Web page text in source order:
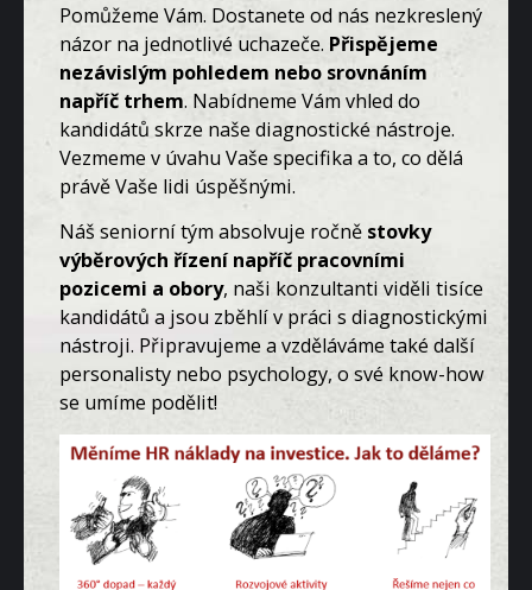
Pomůžeme Vám. Dostanete od nás nezkreslený
názor na jednotlivé uchazeče. Přispějeme
nezávislým pohledem nebo srovnáním
napříč trhem. Nabídneme Vám vhled do
kandidátů skrze naše diagnostické nástroje.
Vezmeme v úvahu Vaše specifika a to, co dělá
právě Vaše lidi úspěšnými.
Náš seniorní tým absolvuje ročně stovky
výběrových řízení napříč pracovními
pozicemi a obory, naši konzultanti viděli tisíce
kandidátů a jsou zběhlí v práci s diagnostickými
nástroji. Připravujeme a vzděláváme také další
personalisty nebo psychology, o své know-how
se umíme podělit!